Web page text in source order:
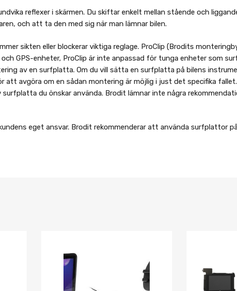
reflexer i skärmen. Du skiftar enkelt mellan stående och
och att ta den med sig när man lämnar bilen.
sikten eller blockerar viktiga reglage. ProClip (Brodits
GPS-enheter, ProClip är inte anpassad för tunga enheter som
av en surfplatta. Om du vill sätta en surfplatta på bilens
avgöra om en sådan montering är möjlig i just det specifika
du önskar använda. Brodit lämnar inte några
eget ansvar. Brodit rekommenderar att använda surfplattor